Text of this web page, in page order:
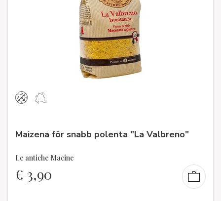
Maizena för snabb polenta "La Valbreno"
Le antiche Macine
€ 3,90